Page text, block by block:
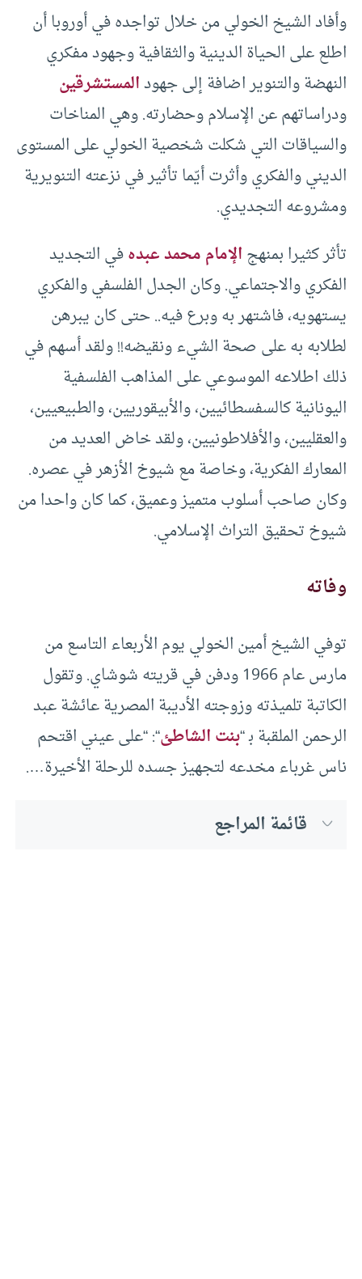
وأفاد الشيخ الخولي من خلال تواجده في أوروبا أن
اطلع على الحياة الدينية والثقافية وجهود مفكري
النهضة والتنوير اضافة إلى جهودالمستشرقين
ودراساتهم عن الإسلام وحضارته. وهي المناخات
والسياقات التي شكلت شخصية الخولي على المستوى
الديني والفكري وأثرت أيّما تأثير في نزعته التنويرية
ومشروعه التجديدي.
تأثر كثيرا بمنهجالإمام محمد عبدهفي التجديد
الفكري والاجتماعي. وكان الجدل الفلسفي والفكري
يستهويه، فاشتهر به وبرع فيه.. حتى كان يبرهن
لطلابه به على صحة الشيء ونقيضه!! ولقد أسهم في
ذلك اطلاعه الموسوعي على المذاهب الفلسفية
اليونانية كالسفسطائيين، والأبيقوريين، والطبيعيين،
والعقليين، والأفلاطونيين، ولقد خاض العديد من
المعارك الفكرية، وخاصة مع شيوخ الأزهر في عصره.
وكان صاحب أسلوب متميز وعميق، كما كان واحدا من
شيوخ تحقيق التراث الإسلامي.
وفاته
توفي الشيخ أمين الخولي يوم الأربعاء التاسع من
مارس عام 1966 ودفن في قريته شوشاي. وتقول
الكاتبة تلميذته وزوجته الأديبة المصرية عائشة عبد
الرحمن الملقبة ﺑ “بنت الشاطئ“: “على عيني اقتحم
ناس غرباء مخدعه لتجهيز جسده للرحلة الأخيرة….
قائمة المراجع